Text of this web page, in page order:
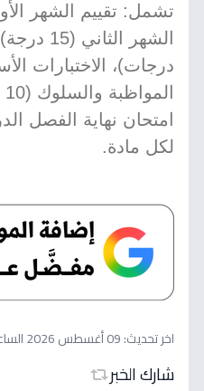
لكل مادة.
اخر تحديث:09 أغسطس 2026 الساعة 03:51 مساءاً
شارك الخبر